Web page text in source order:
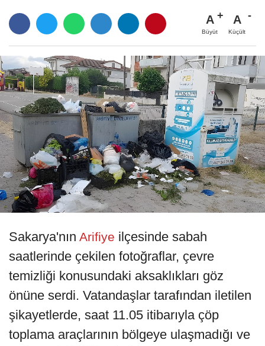
A
Büyüt
A
Küçült
Sakarya'nın Arifiye ilçesinde sabah
saatlerinde çekilen fotoğraflar, çevre
temizliği konusundaki aksaklıkları göz
önüne serdi. Vatandaşlar tarafından iletilen
şikayetlerde, saat 11.05 itibarıyla çöp
toplama araçlarının bölgeye ulaşmadığı ve